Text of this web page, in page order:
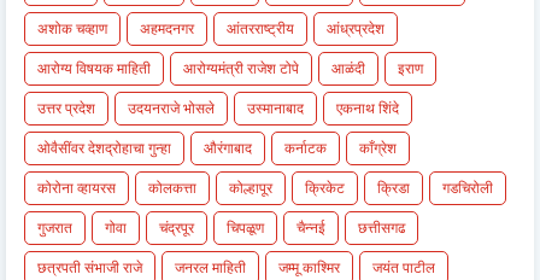
अशोक चव्हाण
अहमदनगर आंतरराष्ट्रीय
आंध्रप्रदेश
आरोग्य विषयक माहिती
आरोग्यमंत्री राजेश टोपे आळंदी
इराण
उत्तर प्रदेश
उदयनराजे भोसले उस्मानाबाद
एकनाथ शिंदे
ओवैसींवर देशद्रोहाचा गुन्हा
औरंगाबाद कर्नाटक
काँग्रेश
कोरोना व्हायरस
कोलकत्ता कोल्हापूर क्रिकेट क्रिडा
गडचिरोली
गुजरात
गोवा चंद्रपूर चिपळूण चैन्नई
छत्तीसगढ
छत्रपती संभाजी राजे
जनरल माहिती जम्मू काश्मिर
जयंत पाटील